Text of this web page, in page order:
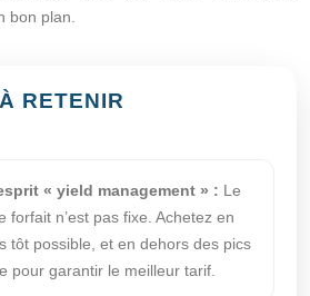
bon plan.
À RETENIR
« yield management » : Le
forfait n’est pas fixe. Achetez en
tôt possible, et en dehors des pics
pour garantir le meilleur tarif.